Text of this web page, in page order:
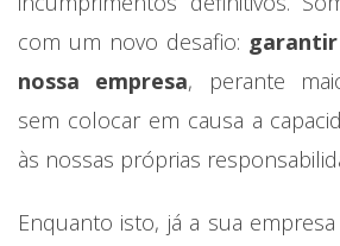
com um novo desafio:
nossa empresa, perante
sem colocar em causa a
às nossas próprias
Enquanto isto, já a sua